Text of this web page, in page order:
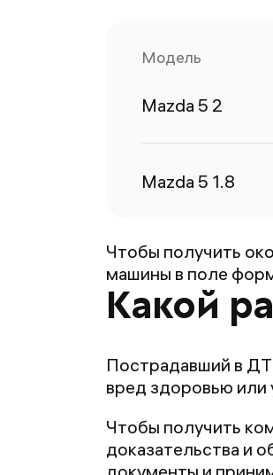
Модель
Mazda 5 2
Mazda 5 1.8
Чтобы получить
машины в поле
Какой
Пострадавший в
вред здоровью или
Чтобы получить
доказательства и